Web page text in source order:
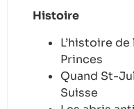
Histoire
L’histoire
Princes
Quand St-
Suisse